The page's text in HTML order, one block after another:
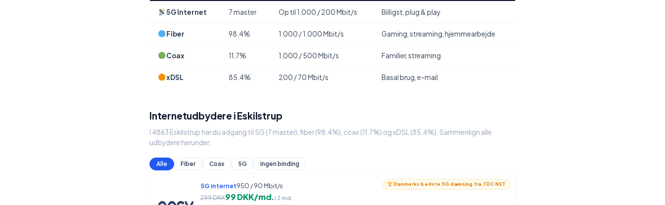
5G Internet 7 master Op til 1.000 / 200 Mbit/s Billigst, plug & play
Fiber 98.4% 1.000 / 1.000 Mbit/s Gaming, streaming, hjemmearbejde
Coax 11.7% 1.000 / 500 Mbit/s Familier, streaming
xDSL 85.4% 200 / 70 Mbit/s Basal brug, e-mail
Internetudbydere i Eskilstrup
I 4863 Eskilstrup har du adgang til 5G (7 master), fiber (98.4%), coax (11.7%) og xDSL (85.4%). Sammenlign alle
udbydere herunder.
Alle Fiber Coax 5G Ingen binding
Danmarks bedste 5G dækning fra TDC NET
5G internet950 / 90 Mbit/s
299 DKK99 DKK/md.i 2 md.